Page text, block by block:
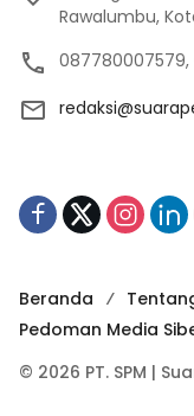
Rawalumbu,
Beranda
Pedoman Media
© 2026 PT. SPM |